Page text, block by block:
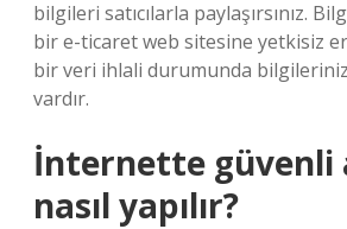
bilgileri satıcılarla paylaşırsınız.
bir e-ticaret web sitesine yetkisiz
bir veri ihlali durumunda
vardır.
İnternette güvenli
nasıl yapılır?